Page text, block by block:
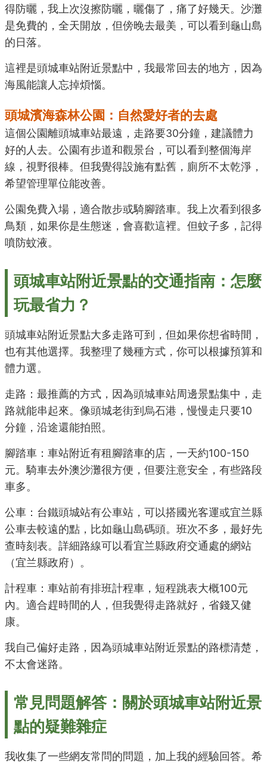
得防曬，我上次沒擦防曬，曬傷了，痛了好幾天。沙灘
是免費的，全天開放，但傍晚去最美，可以看到龜山島
的日落。
這裡是頭城車站附近景點中，我最常回去的地方，因為
海風能讓人忘掉煩惱。
頭城濱海森林公園：自然愛好者的去處
這個公園離頭城車站最遠，走路要30分鐘，建議體力
好的人去。公園有步道和觀景台，可以看到整個海岸
線，視野很棒。但我覺得設施有點舊，廁所不太乾淨，
希望管理單位能改善。
公園免費入場，適合散步或騎腳踏車。我上次看到很多
鳥類，如果你是生態迷，會喜歡這裡。但蚊子多，記得
噴防蚊液。
頭城車站附近景點的交通指南：怎麼
玩最省力？
頭城車站附近景點大多走路可到，但如果你想省時間，
也有其他選擇。我整理了幾種方式，你可以根據預算和
體力選。
走路：最推薦的方式，因為頭城車站周邊景點集中，走
路就能串起來。像頭城老街到烏石港，慢慢走只要10
分鐘，沿途還能拍照。
腳踏車：車站附近有租腳踏車的店，一天約100-150
元。騎車去外澳沙灘很方便，但要注意安全，有些路段
車多。
公車：台鐵頭城站有公車站，可以搭國光客運或宜兰縣
公車去較遠的點，比如龜山島碼頭。班次不多，最好先
查時刻表。詳細路線可以看宜兰縣政府交通處的網站
（宜兰縣政府）。
計程車：車站前有排班計程車，短程跳表大概100元
內。適合趕時間的人，但我覺得走路就好，省錢又健
康。
我自己偏好走路，因為頭城車站附近景點的路標清楚，
不太會迷路。
常見問題解答：關於頭城車站附近景
點的疑難雜症
我收集了一些網友常問的問題，加上我的經驗回答。希